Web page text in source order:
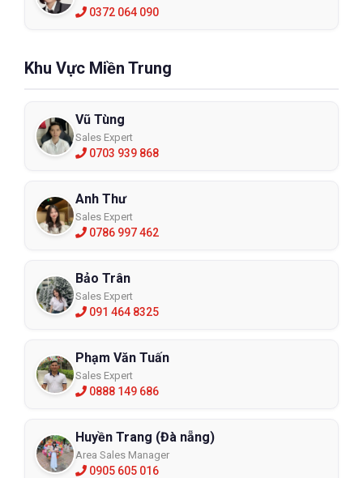
0372 064 090
Khu Vực Miền Trung
Vũ Tùng
Sales Expert
0703 939 868
Anh Thư
Sales Expert
0786 997 462
Bảo Trân
Sales Expert
091 464 8325
Phạm Văn Tuấn
Sales Expert
0888 149 686
Huyền Trang (Đà nẵng)
Area Sales Manager
0905 605 016